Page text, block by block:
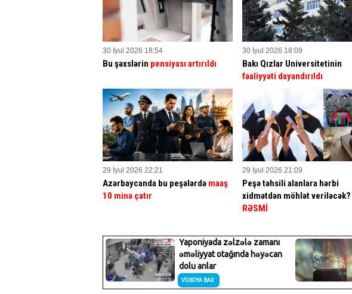
30 İyul 2026 18:54
Bu şəxslərin pensiyası artırıldı
30 İyul 2026 18:09
Bakı Qızlar Universitetinin
fəaliyyəti dayandırıldı
29 İyul 2026 22:21
Azərbaycanda bu peşələrdə maaş
10 minə çatır
29 İyul 2026 21:09
Peşə təhsili alanlara hərbi
xidmətdən möhlət veriləcək?
RƏSMİ